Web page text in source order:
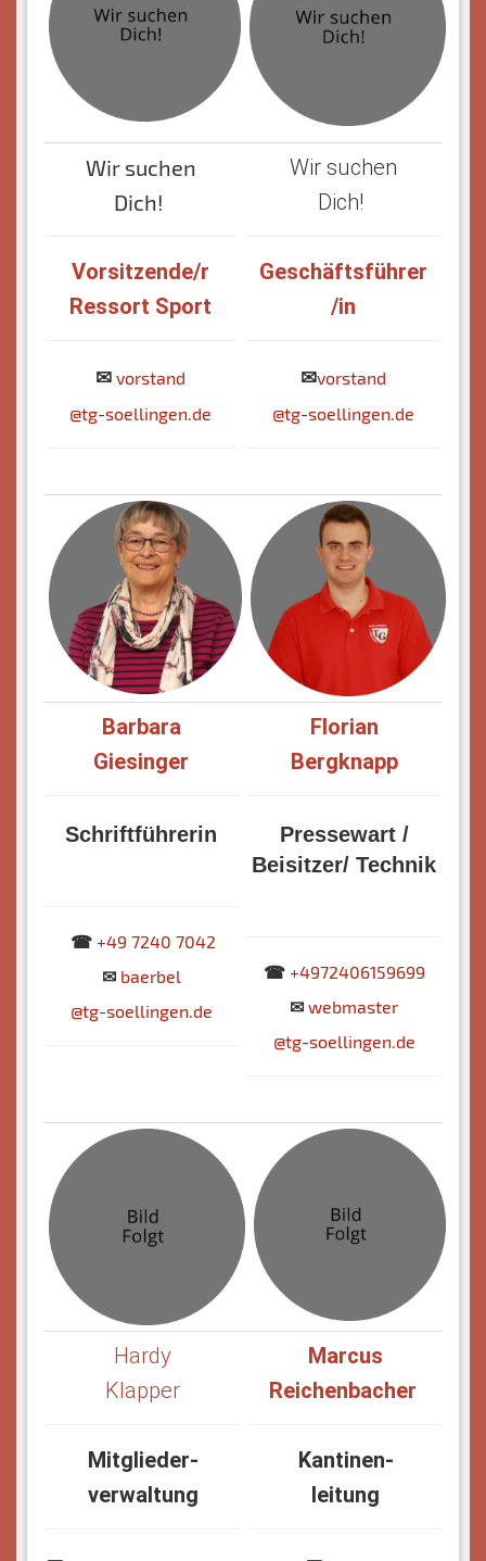
Wir suchen
Dich!
Vorsitzende/r
Ressort Sport
✉ vorstand
@tg-soellingen.de
Wir suchen
Dich!
Geschäftsführer
/in
✉vorstand
@tg-soellingen.de
Barbara
Giesinger
Schriftführerin
☎ +49 7240 7042
✉ baerbel
@tg-soellingen.de
Florian
Bergknapp
Pressewart /
Beisitzer/ Technik
☎ +4972406159699
✉ webmaster
@tg-soellingen.de
Hardy
Klapper
Mitglieder-
verwaltung
Marcus
Reichenbacher
Kantinen-
leitung